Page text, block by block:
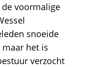
voormalige
snoeide
het is
verzocht